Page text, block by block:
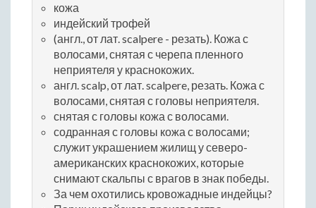
кожа
индейский трофей
(англ., от лат. scalpere - резать). Кожа с
волосами, снятая с черепа пленного
неприятеля у краснокожих.
англ. scalp, от лат. scalpere, резать. Кожа с
волосами, снятая с головы неприятеля.
снятая с головы кожа с волосами.
содранная с головы кожа с волосами;
служит украшением жилищ у северо-
американских краснокожих, которые
снимают скальпы с врагов в знак победы.
За чем охотились кровожадные индейцы?